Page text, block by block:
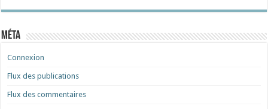
Méta
Connexion
Flux des publications
Flux des commentaires